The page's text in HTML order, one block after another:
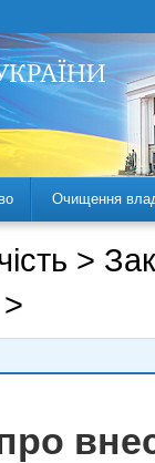
Очищення
>